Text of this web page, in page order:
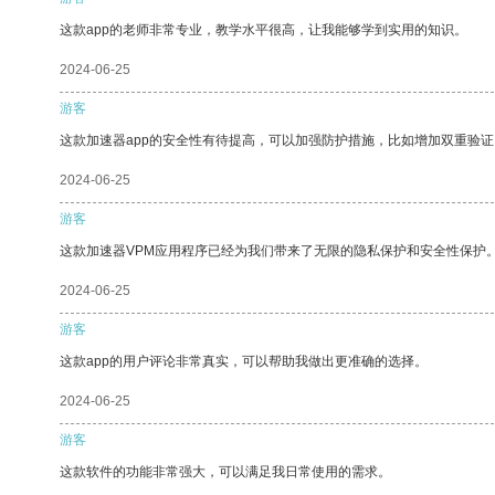
这款app的老师非常专业，教学水平很高，让我能够学到实用的知识。
2024-06-25
游客
这款加速器app的安全性有待提高，可以加强防护措施，比如增加双重验
2024-06-25
游客
这款加速器VPM应用程序已经为我们带来了无限的隐私保护和安全性保护
2024-06-25
游客
这款app的用户评论非常真实，可以帮助我做出更准确的选择。
2024-06-25
游客
这款软件的功能非常强大，可以满足我日常使用的需求。